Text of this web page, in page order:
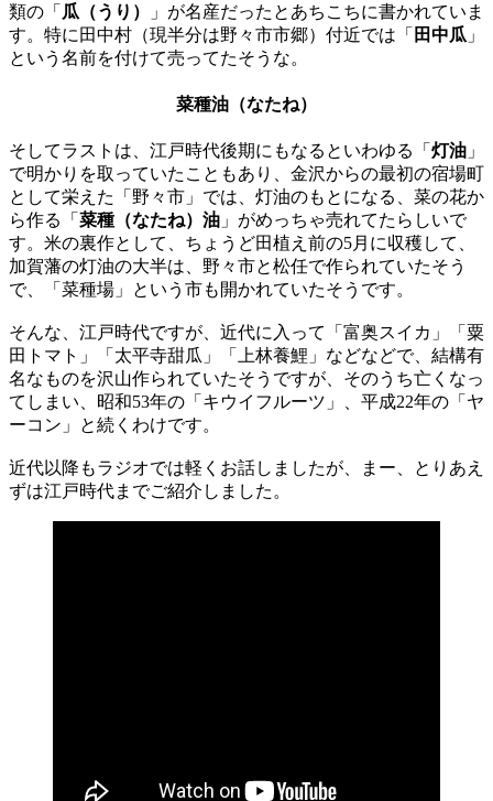
類の「 瓜（うり）
」が名産だったとあちこちに書かれていま
す。特に田中村（現半分は野々市市郷）付近では「 田中瓜 」
という名前を付けて売ってたそうな。
菜種油（なたね）
そしてラストは、江戸時代後期にもなるといわゆる「 灯油 」
で明かりを取っていたこともあり、金沢からの最初の宿場町
として栄えた「野々市」では、灯油のもとになる、菜の花か
ら作る「 菜種（なたね）油 」がめっちゃ売れてたらしいで
す。米の裏作として、ちょうど田植え前の5月に収穫して、
加賀藩の灯油の大半は、野々市と松任で作られていたそう
で、「菜種場」という市も開かれていたそうです。
そんな、江戸時代ですが、近代に入って「富奥スイカ」「粟
田トマト」「太平寺甜瓜」「上林養鯉」などなどで、結構有
名なものを沢山作られていたそうですが、そのうち亡くなっ
てしまい、昭和53年の「キウイフルーツ」、平成22年の「ヤ
ーコン」と続くわけです。
近代以降もラジオでは軽くお話しましたが、まー、とりあえ
ずは江戸時代までご紹介しました。